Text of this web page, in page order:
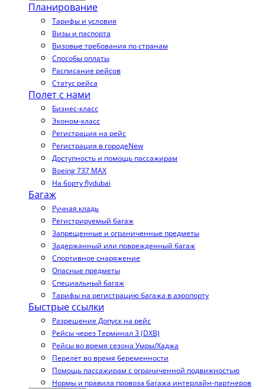
Планирование
Тарифы и условия
Визы и паспорта
Визовые требования по странам
Способы оплаты
Расписание рейсов
Статус рейса
Полет с нами
Бизнес-класс
Эконом-класс
Регистрация на рейс
Регистрация в городеNew
Доступность и помощь пассажирам
Boeing 737 MAX
На борту flydubai
Багаж
Ручная кладь
Регистрируемый багаж
Запрещенные и ограниченные предметы
Задержанный или поврежденный багаж
Спортивное снаряжение
Опасные предметы
Специальный багаж
Тарифы на регистрацию багажа в аэропорту
Быстрые ссылки
Разрешение Допуск на рейс
Рейсы через Терминал 3 (DXB)
Рейсы во время сезона Умры/Хаджа
Перелет во время беременности
Помощь пассажирам с ограниченной подвижностью
Нормы и правила провоза багажа интерлайн-партнеров